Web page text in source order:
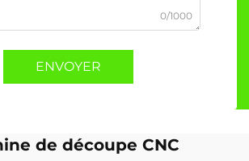
0/1000
ENVOYER
de découpe CNC